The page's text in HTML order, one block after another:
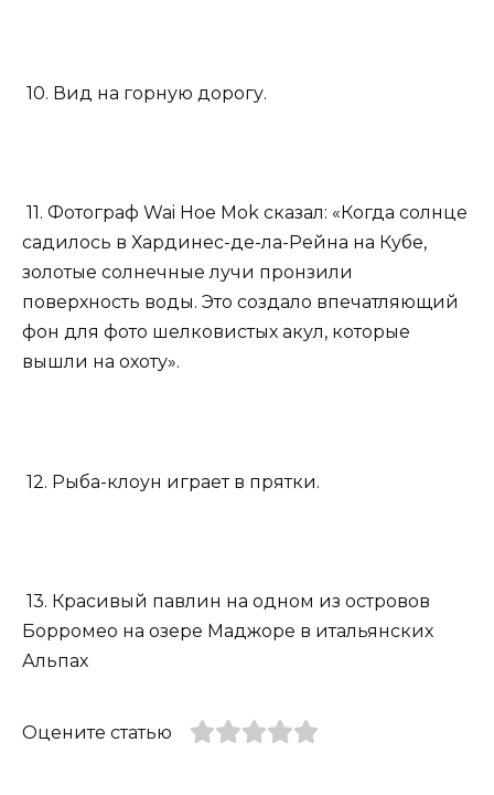
10. Вид на горную дорогу.
11. Фотограф Wai Hoe Mok сказал: «Когда солнце
садилось в Хардинес-де-ла-Рейна на Кубе,
золотые солнечные лучи пронзили
поверхность воды. Это создало впечатляющий
фон для фото шелковистых акул, которые
вышли на охоту».
12. Рыба-клоун играет в прятки.
13. Красивый павлин на одном из островов
Борромео на озере Маджоре в итальянских
Альпах
Оцените статью